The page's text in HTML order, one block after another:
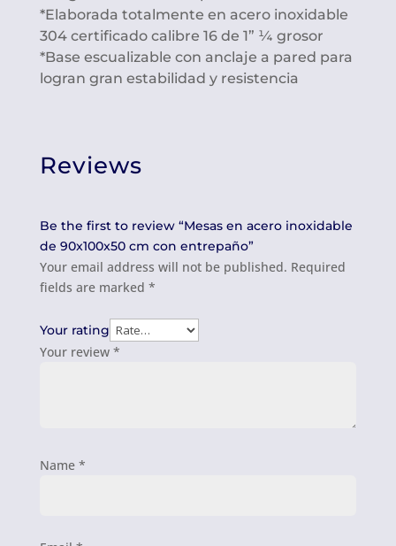
*Elaborada totalmente en acero inoxidable
304 certificado calibre 16 de 1” ¼ grosor
*Base escualizable con anclaje a pared para
logran gran estabilidad y resistencia
Reviews
Be the first to review “Mesas en acero inoxidable
de 90x100x50 cm con entrepaño”
Your email address will not be published. Required
fields are marked *
Your rating
Your review *
Name *